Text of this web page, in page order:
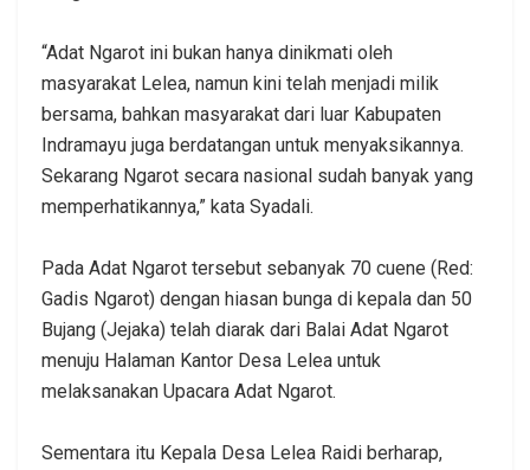
“Adat Ngarot ini bukan hanya dinikmati oleh
masyarakat Lelea, namun kini telah menjadi milik
bersama, bahkan masyarakat dari luar Kabupaten
Indramayu juga berdatangan untuk menyaksikannya.
Sekarang Ngarot secara nasional sudah banyak yang
memperhatikannya,” kata Syadali.
Pada Adat Ngarot tersebut sebanyak 70 cuene (Red:
Gadis Ngarot) dengan hiasan bunga di kepala dan 50
Bujang (Jejaka) telah diarak dari Balai Adat Ngarot
menuju Halaman Kantor Desa Lelea untuk
melaksanakan Upacara Adat Ngarot.
Sementara itu Kepala Desa Lelea Raidi berharap,